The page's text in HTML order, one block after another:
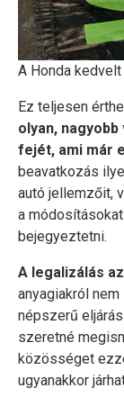
A Honda
Ez teljesen
olyan,
fejét, ami már
beavatkozás
autó jellemzőit,
a
bejegyeztetni.
A legalizálás
anyagiakról
népszerű
szeretné
közösséget
ugyanakkor